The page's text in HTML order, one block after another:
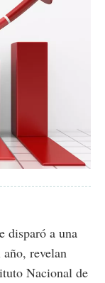
disparó a una
revelan
Nacional de